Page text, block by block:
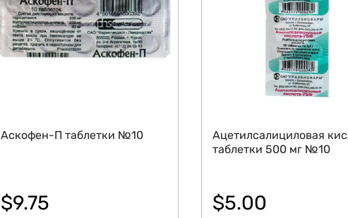
Аскофен-П таблетки №10
$9.75
Ацетилсалициловая
таблетки 500 мг №10
$5.00